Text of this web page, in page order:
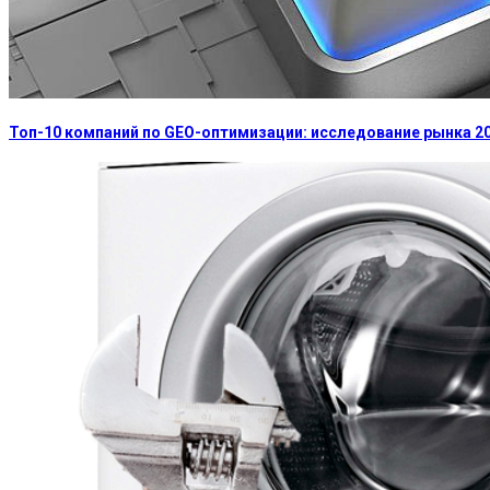
Топ-10 компаний по GEO-оптимизации: исследование рынка